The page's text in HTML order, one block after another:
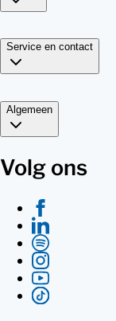
Service en contact
Algemeen
Volg ons